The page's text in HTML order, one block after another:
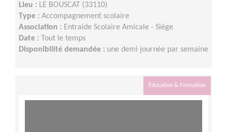
Lieu : LE BOUSCAT (33110)
Type : Accompagnement scolaire
Association : Entraide Scolaire Amicale - Siège
Date : Tout le temps
Disponibilité demandée : une demi journée par semaine
Éducation & Formation